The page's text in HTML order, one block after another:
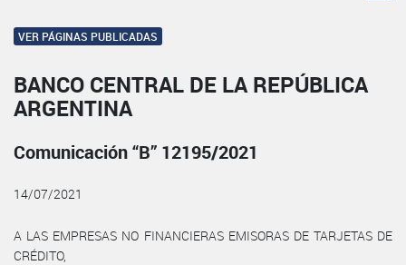
VER PÁGINAS PUBLICADAS
BANCO CENTRAL DE LA REPÚBLICA
ARGENTINA
Comunicación “B” 12195/2021
14/07/2021
A LAS EMPRESAS NO FINANCIERAS EMISORAS DE TARJETAS DE
CRÉDITO,